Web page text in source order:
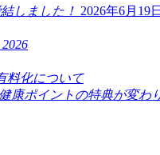
2026年6月19日
料化について
康ポイントの特典が変わ